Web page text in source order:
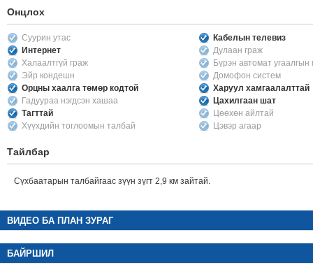
Онцлох
Суурин утас
Кабелын телевиз
Интернет
Дулаан граж
Халаалтгүй граж
Бүрэн автомат
Эйр кондешн
Домофон систем
Орцны хаалга төмөр кодтой
Харуул хамгаалалттай
Гадуураа нэгдсэн хашаа
Цахилгаан шат
Тагттай
Цөөхөн айлтай
Хүүхдийн тоглоомын талбай
Цэвэр агаар
Тайлбар
Сүхбаатарын талбайгаас зүүн зүгт 2,9 км зайтай.
ВИДЕО БА ПЛАН ЗУРАГ
БАЙРШИЛ